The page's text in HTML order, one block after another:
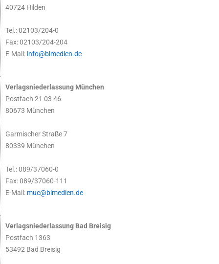
40724 Hilden
Tel.: 02103/204-0
Fax: 02103/204-204
E-Mail: info@blmedien.de
Verlagsniederlassung München
Postfach 21 03 46
80673 München
Garmischer Straße 7
80339 München
Tel.: 089/37060-0
Fax: 089/37060-111
E-Mail: muc@blmedien.de
Verlagsniederlassung Bad Breisig
Postfach 1363
53492 Bad Breisig